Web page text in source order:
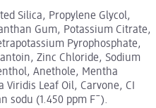
Silica, Propylene Glycol,
Gum, Potassium Citrate,
Pyrophosphate,
Zinc Chloride, Sodium
Anethole, Mentha
Leaf Oil, Carvone, CI
sodu (1.450 ppm F¯).